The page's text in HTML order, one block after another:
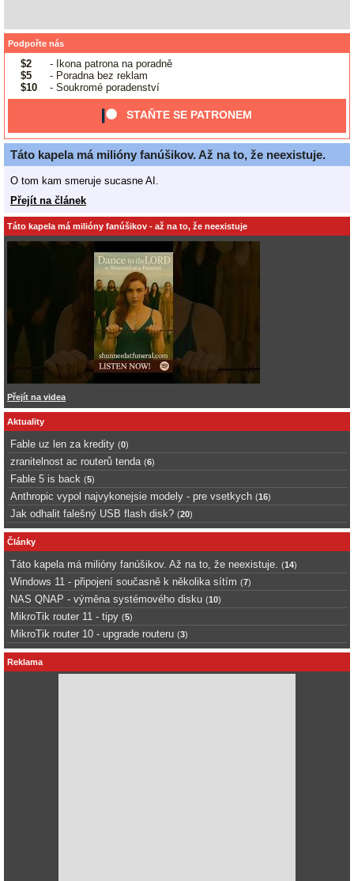
Podpořte nás
$2
- Ikona patrona na poradně
$5
- Poradna bez reklam
$10
- Soukromé poradenství
STAŇTE SE PATRONEM
Táto kapela má milióny fanúšikov. Až na to, že neexistuje.
O tom kam smeruje sucasne AI.
Přejít na článek
Táto kapela má milióny fanúšikov - až na to, že neexistuje
Přejít na videa
Aktuality
Fable uz len za kredity (0)
zranitelnost ac routerů tenda (6)
Fable 5 is back (5)
Anthropic vypol najvykonejsie modely - pre vsetkych (16)
Jak odhalit falešný USB flash disk? (20)
Články
Táto kapela má milióny fanúšikov. Až na to, že neexistuje. (14)
Windows 11 - připojení současně k několika sítím (7)
NAS QNAP - výměna systémového disku (10)
MikroTik router 11 - tipy (5)
MikroTik router 10 - upgrade routeru (3)
Reklama